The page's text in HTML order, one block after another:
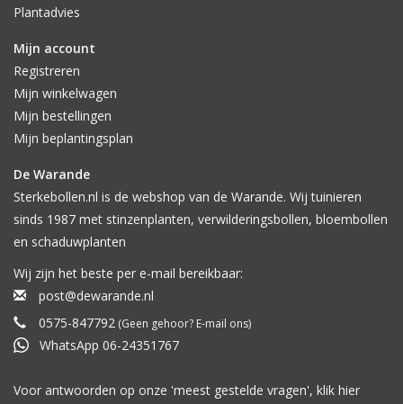
Plantadvies
Mijn account
Registreren
Mijn winkelwagen
Mijn bestellingen
Mijn beplantingsplan
De Warande
Sterkebollen.nl is de webshop van de Warande. Wij tuinieren
sinds 1987 met stinzenplanten, verwilderingsbollen, bloembollen
en schaduwplanten
Wij zijn het beste per e-mail bereikbaar:
post@dewarande.nl
0575-847792 (Geen gehoor? E-mail ons)
WhatsApp 06-24351767
Voor antwoorden op onze 'meest gestelde vragen', klik hier